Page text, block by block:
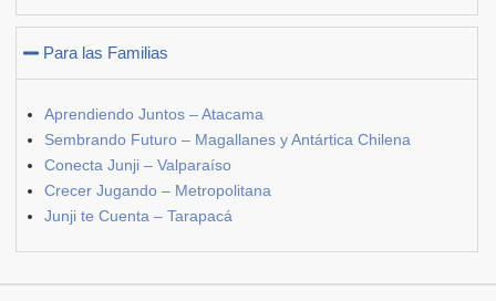
Para las Familias
Aprendiendo Juntos – Atacama
Sembrando Futuro – Magallanes y Antártica Chilena
Conecta Junji – Valparaíso
Crecer Jugando – Metropolitana
Junji te Cuenta – Tarapacá